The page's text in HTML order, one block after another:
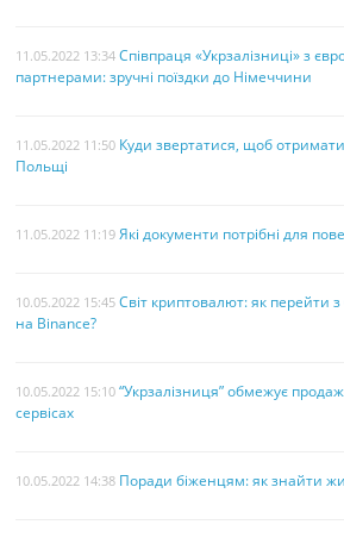
11.05.2022 13:34 Співпраця «Укрзалізниці» з
партнерами: зручні поїздки до Німеччини
11.05.2022 11:50 Куди звертатися, щоб
Польщі
11.05.2022 11:19 Які документи потрібні для
10.05.2022 15:45 Світ криптовалют: як перейти з
на Binance?
10.05.2022 15:10 “Укрзалізниця” обмежує
сервісах
10.05.2022 14:38 Поради біженцям: як знайти